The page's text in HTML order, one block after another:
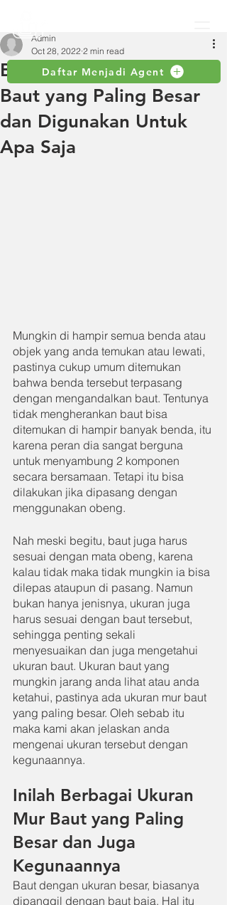
Daftar Menjadi Agent
Beragam Ukuran Mur
Baut yang Paling Besar
dan Digunakan Untuk
Apa Saja
Admin
Oct 28, 2022 2 min read
Mungkin di hampir semua benda atau
objek yang anda temukan atau lewati,
pastinya cukup umum ditemukan
bahwa benda tersebut terpasang
dengan mengandalkan baut. Tentunya
tidak mengherankan baut bisa
ditemukan di hampir banyak benda, itu
karena peran dia sangat berguna
untuk menyambung 2 komponen
secara bersamaan. Tetapi itu bisa
dilakukan jika dipasang dengan
menggunakan obeng.
Nah meski begitu, baut juga harus
sesuai dengan mata obeng, karena
kalau tidak maka tidak mungkin ia bisa
dilepas ataupun di pasang. Namun
bukan hanya jenisnya, ukuran juga
harus sesuai dengan baut tersebut,
sehingga penting sekali
menyesuaikan dan juga mengetahui
ukuran baut. Ukuran baut yang
mungkin jarang anda lihat atau anda
ketahui, pastinya ada ukuran mur baut
yang paling besar. Oleh sebab itu
maka kami akan jelaskan anda
mengenai ukuran tersebut dengan
kegunaannya.
Inilah Berbagai Ukuran
Mur Baut yang Paling
Besar dan Juga
Kegunaannya
Baut dengan ukuran besar, biasanya
dipanggil dengan baut baja. Hal itu